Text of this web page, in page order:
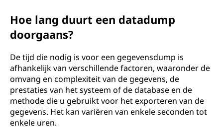
Hoe lang duurt een datadump
doorgaans?
De tijd die nodig is voor een gegevensdump is
afhankelijk van verschillende factoren, waaronder de
omvang en complexiteit van de gegevens, de
prestaties van het systeem of de database en de
methode die u gebruikt voor het exporteren van de
gegevens. Het kan variëren van enkele seconden tot
enkele uren.